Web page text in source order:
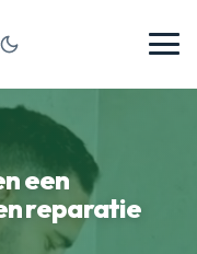
een
reparatie